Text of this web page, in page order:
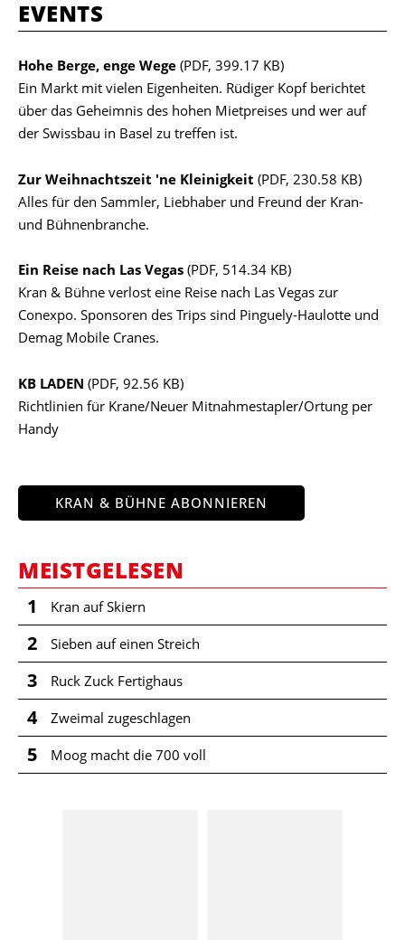
EVENTS
Hohe Berge, enge Wege (PDF, 399.17 KB)
Ein Markt mit vielen Eigenheiten. Rüdiger Kopf berichtet
über das Geheimnis des hohen Mietpreises und wer auf
der Swissbau in Basel zu treffen ist.
Zur Weihnachtszeit 'ne Kleinigkeit (PDF, 230.58 KB)
Alles für den Sammler, Liebhaber und Freund der Kran-
und Bühnenbranche.
Ein Reise nach Las Vegas (PDF, 514.34 KB)
Kran & Bühne verlost eine Reise nach Las Vegas zur
Conexpo. Sponsoren des Trips sind Pinguely-Haulotte und
Demag Mobile Cranes.
KB LADEN (PDF, 92.56 KB)
Richtlinien für Krane/Neuer Mitnahmestapler/Ortung per
Handy
KRAN & BÜHNE ABONNIEREN
MEISTGELESEN
1 Kran auf Skiern
2 Sieben auf einen Streich
3 Ruck Zuck Fertighaus
4 Zweimal zugeschlagen
5 Moog macht die 700 voll